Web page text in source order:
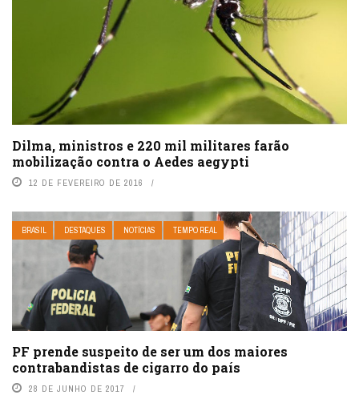
Dilma, ministros e 220 mil militares farão
mobilização contra o Aedes aegypti
12 DE FEVEREIRO DE 2016
BRASIL DESTAQUES NOTÍCIAS TEMPO REAL
PF prende suspeito de ser um dos maiores
contrabandistas de cigarro do país
28 DE JUNHO DE 2017